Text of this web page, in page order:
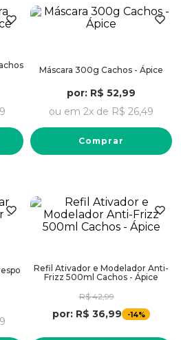
Máscara 300g Cachos - Ápice
por: R$ 52,99
ou em 2x de R$ 26,49
Comprar
Refil Ativador e Modelador Anti-
Frizz 500ml Cachos - Ápice
R$ 42,99
por: R$ 36,99 -14%